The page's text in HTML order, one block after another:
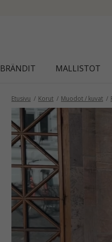
BRÄNDIT MALLISTOT
Etusivu Korut Muodot / kuvat